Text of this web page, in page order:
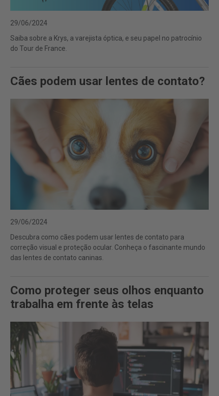
29/06/2024
Saiba sobre a Krys, a varejista óptica, e seu papel no patrocínio
do Tour de France.
Cães podem usar lentes de contato?
29/06/2024
Descubra como cães podem usar lentes de contato para
correção visual e proteção ocular. Conheça o fascinante mundo
das lentes de contato caninas.
Como proteger seus olhos enquanto
trabalha em frente às telas